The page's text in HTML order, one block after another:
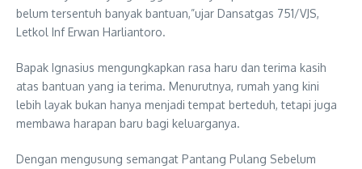
belum tersentuh banyak bantuan,”ujar Dansatgas 751/VJS,
Letkol Inf Erwan Harliantoro.
Bapak Ignasius mengungkapkan rasa haru dan terima kasih
atas bantuan yang ia terima. Menurutnya, rumah yang kini
lebih layak bukan hanya menjadi tempat berteduh, tetapi juga
membawa harapan baru bagi keluarganya.
Dengan mengusung semangat Pantang Pulang Sebelum